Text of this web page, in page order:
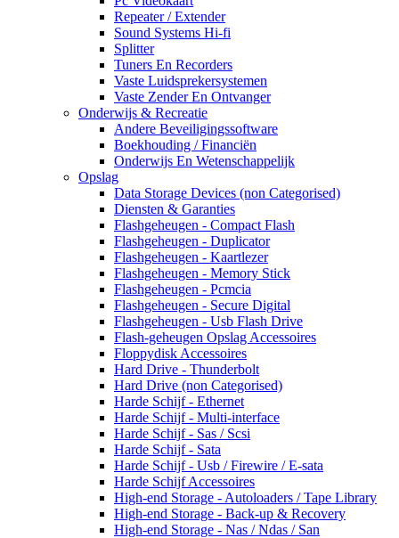
Repeater / Extender
Sound Systems Hi-fi
Splitter
Tuners En Recorders
Vaste Luidsprekersystemen
Vaste Zender En Ontvanger
Onderwijs & Recreatie
Andere Beveiligingssoftware
Boekhouding / Financiën
Onderwijs En Wetenschappelijk
Opslag
Data Storage Devices (non Categorised)
Diensten & Garanties
Flashgeheugen - Compact Flash
Flashgeheugen - Duplicator
Flashgeheugen - Kaartlezer
Flashgeheugen - Memory Stick
Flashgeheugen - Pcmcia
Flashgeheugen - Secure Digital
Flashgeheugen - Usb Flash Drive
Flash-geheugen Opslag Accessoires
Floppydisk Accessoires
Hard Drive - Thunderbolt
Hard Drive (non Categorised)
Harde Schijf - Ethernet
Harde Schijf - Multi-interface
Harde Schijf - Sas / Scsi
Harde Schijf - Sata
Harde Schijf - Usb / Firewire / E-sata
Harde Schijf Accessoires
High-end Storage - Autoloaders / Tape Library
High-end Storage - Back-up & Recovery
High-end Storage - Nas / Ndas / San